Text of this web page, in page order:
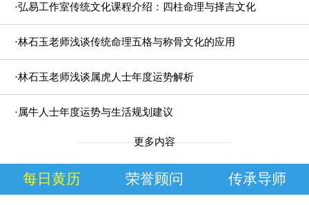
规划方案
·弘易工作室传统文化课程介绍：四柱命理与择吉文化
研究
·林石玉老师浅谈传统命理五格与称骨文化的应用
·林石玉老师浅谈属虎人士年度运势解析
·属牛人士年度运势与生活规划建议
更多内容
每日黄历 荣誉顾问
传承导师